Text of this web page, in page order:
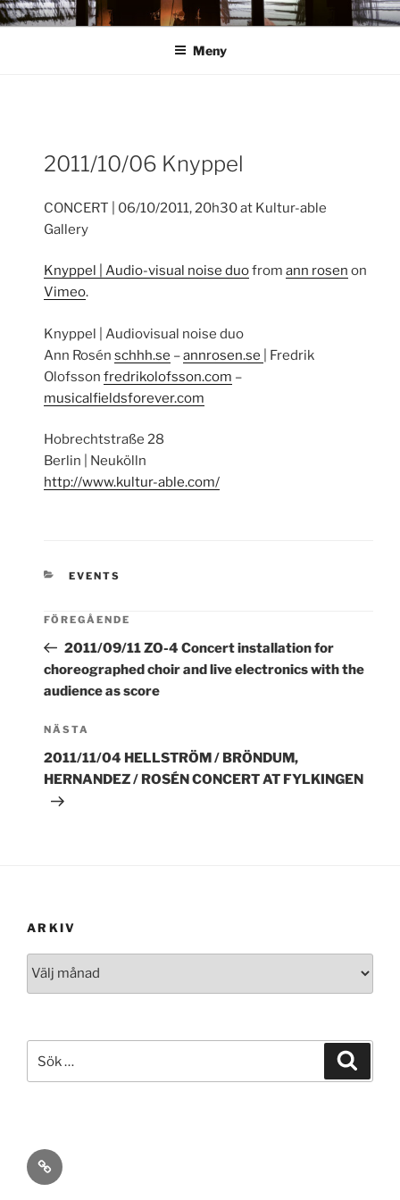
Hoppa
till
ANN ROSÉN
Meny
2011/10/06 Knyppel
CONCERT | 06/10/2011, 20h30 at Kultur-able
Gallery
Knyppel | Audio-visual noise duofromann rosen on
Vimeo.
Knyppel | Audiovisual noise duo
Ann Rosénschhh.se –annrosen.se
| Fredrik
Olofssonfredrikolofsson.com –
musicalfieldsforever.com
Hobrechtstraße 28
Berlin | Neukölln
http://www.kultur-able.com/
KATEGORIER
EVENTS
Inläggsnavigering
FÖREGÅENDE
2011/09/11 ZO-4 Concert installation for
choreographed choir and live electronics with the
audience as score
Nästa
inlägg
NÄSTA
2011/11/04 HELLSTRÖM / BRÖNDUM,
HERNANDEZ / ROSÉN CONCERT AT FYLKINGEN
ARKIV
efter:
ann
rosén